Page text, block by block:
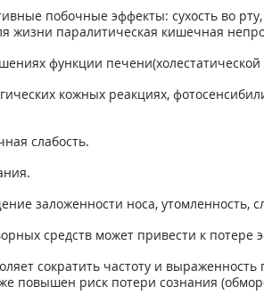
побочные эффекты: сухость во
жизни паралитическая кишечная
функции
кожных реакциях,
слабость.
заложенности носа, утомленность,
средств может привести к потере
сократить частоту и
повышен риск потери сознания